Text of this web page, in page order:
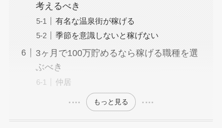
考えるべき
有名な温泉街が稼げる
季節を意識しないと稼げない
3ヶ月で100万貯めるなら稼げる職種を選
ぶべき
仲居
もっと見る